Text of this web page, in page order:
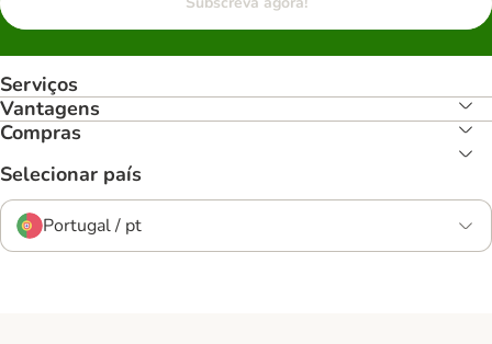
Serviços
Vantagens
Compras
Selecionar país
Portugal / pt